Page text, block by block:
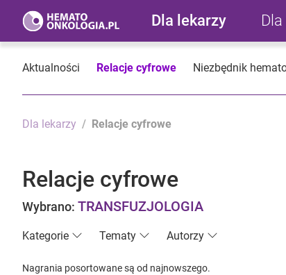
Dla lekarzy
Aktualności Relacje cyfrowe Niezbędnik
Dla lekarzy Relacje cyfrowe
Relacje cyfrowe
Wybrano: TRANSFUZJOLOGIA
Kategorie Tematy Autorzy
Nagrania posortowane są od najnowszego.